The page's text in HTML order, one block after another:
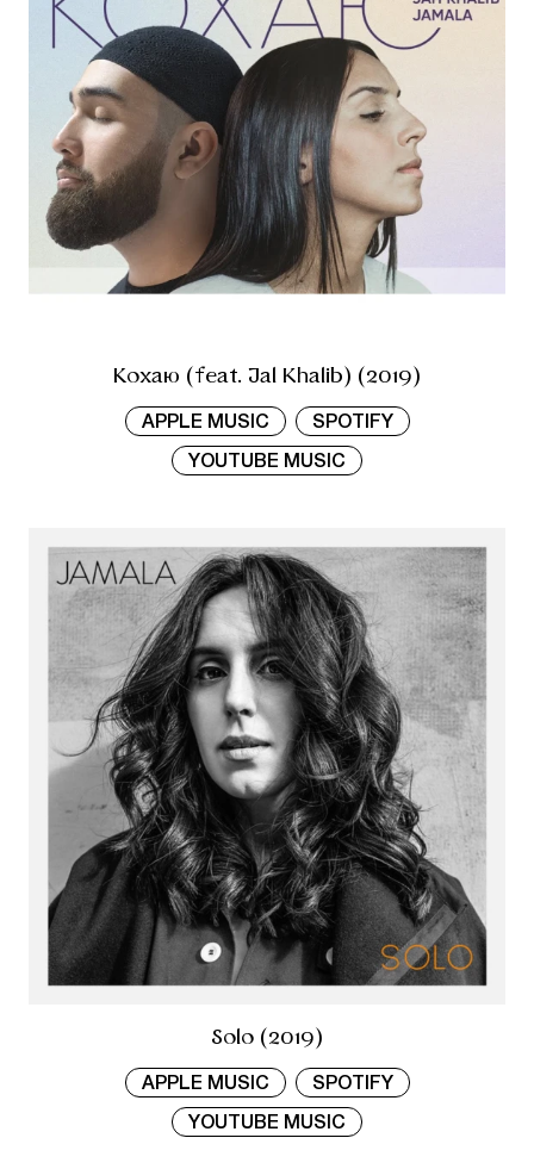
Кохаю (feat. Jal Khalib) (2019)
APPLE MUSIC SPOTIFY
YOUTUBE MUSIC
Solo (2019)
APPLE MUSIC SPOTIFY
YOUTUBE MUSIC